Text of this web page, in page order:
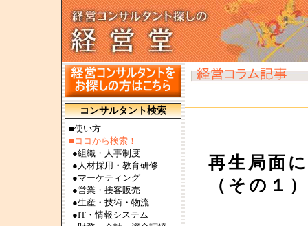
コンサルタント検索
■使い方
■ココから検索！
●組織・人事制度
● 人材採用・教育研修
●マーケティング
●営業・接客販売
●生産・技術・物流
●IT・情報システム
再生局面
（その１